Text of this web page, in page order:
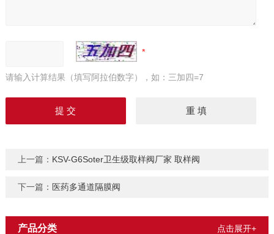
请输入计算结果（填写阿拉伯数字），如：三加四=7
上一篇： KSV-G6Soter卫生级取样阀厂家 取样阀
下一篇： 医药多通道隔膜阀
产品分类 点击展开+